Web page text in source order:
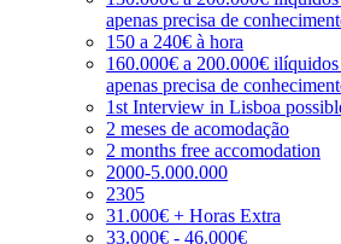
apenas precisa de
150 a 240€ à hora
160.000€ a 200.000€
apenas precisa de
1st Interview in Lisboa
2 meses de acomodação
2 months free accomodation
2000-5.000.000
2305
31.000€ + Horas Extra
33.000€ - 46.000€